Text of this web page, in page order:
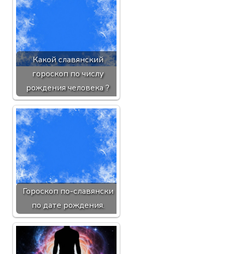
Какой славянский
гороскоп по числу
рождения человека ?
Гороскоп по-славянски
по дате рождения.